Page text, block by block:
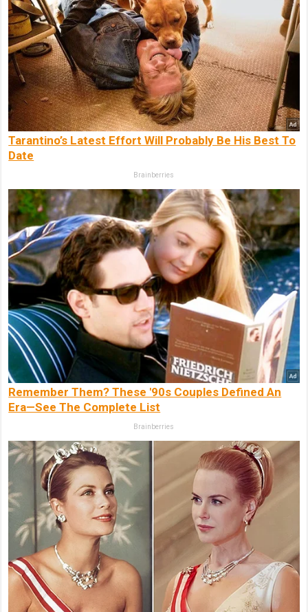
Tarantino’s Latest Effort Will Probably Be His Best To
Date
Brainberries
Remember Them? These '90s Couples Defined An
Era—See The Complete List
Brainberries